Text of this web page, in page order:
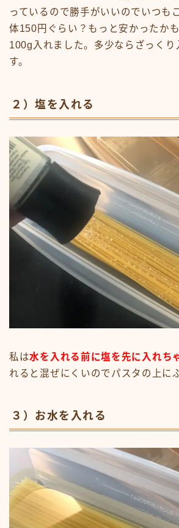
っているので勝手がいいのでいつも
体150円ぐらい？もっと安かったか
100g入れました。多少ならざっくり
す。
２）塩を入れる
私は水を入れる前に塩を先に入れち
れると混ぜにくいのでパスタの上に
３）お水を入れる